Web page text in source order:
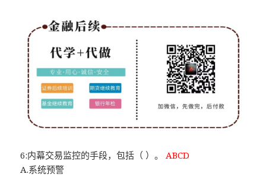
6:内幕交易监控的手段，包括（ ）。ABCD
A.系统预警